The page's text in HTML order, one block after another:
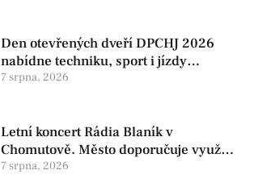
Den otevřených dveří DPCHJ 2026
nabídne techniku, sport i jízdy
historickými vozy
7 srpna, 2026
Letní koncert Rádia Blaník v
Chomutově. Město doporučuje využít
MHD
7 srpna, 2026